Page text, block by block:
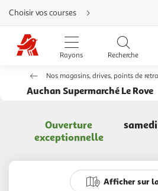
Aller
directement
au
contenu
Aller
directement
recherche
Aller
directement
directement
d'aide
Choisir vos courses
Rayons Recherche
Nos magasins, drives, points de
Auchan Supermarché Le Rove
Ouverture
exceptionnelle
Afficher sur